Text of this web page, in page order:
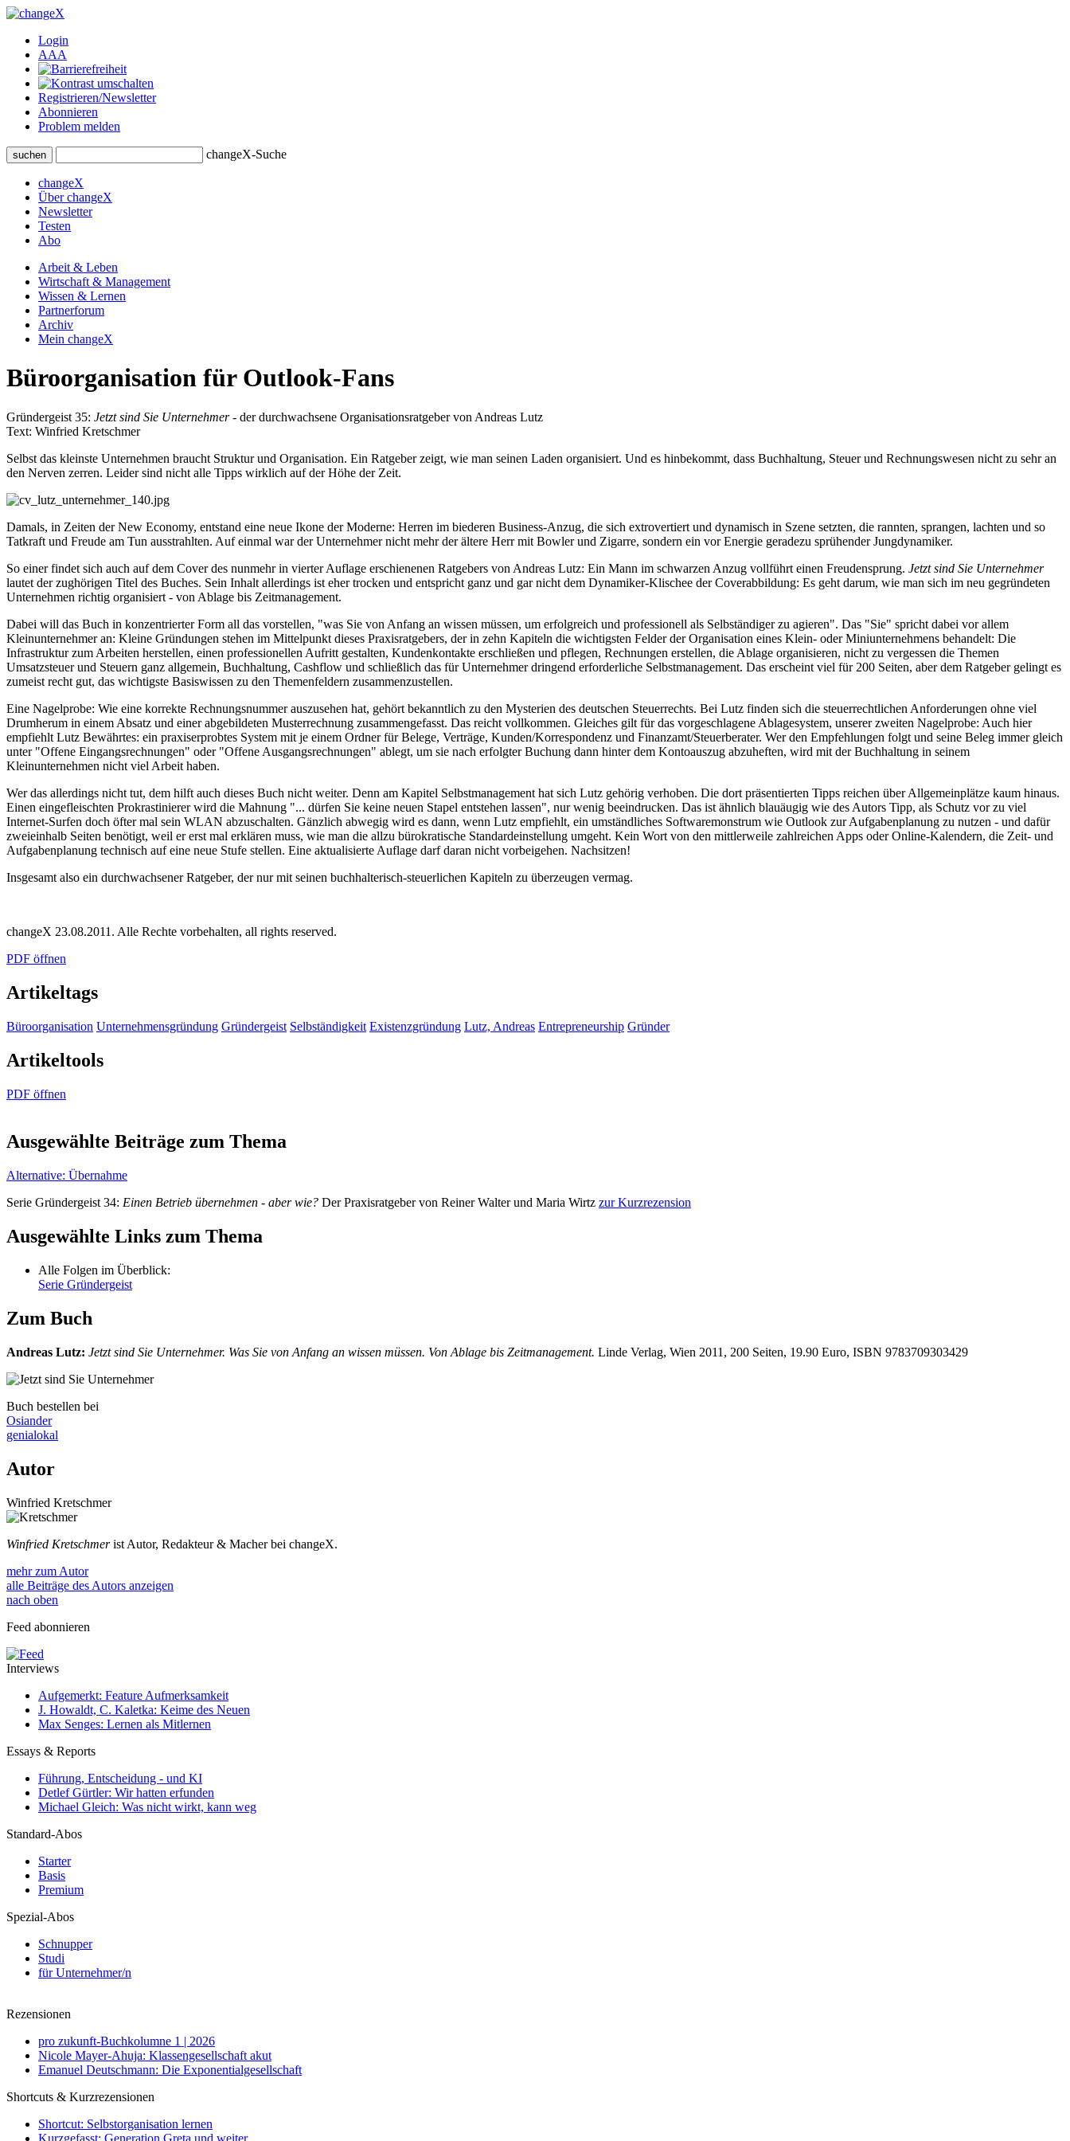
Login
AAA
Registrieren/Newsletter
Abonnieren
Problem melden
suchen changeX-Suche
changeX
Über changeX
Newsletter
Testen
Abo
Arbeit & Leben
Wirtschaft & Management
Wissen & Lernen
Partnerforum
Archiv
Mein changeX
Büroorganisation für Outlook-Fans
Gründergeist 35: Jetzt sind Sie Unternehmer- der durchwachsene Organisationsratgeber von Andreas Lutz
Text: Winfried Kretschmer
Selbst das kleinste Unternehmen braucht Struktur und Organisation. Ein Ratgeber zeigt, wie man seinen Laden organisiert. Und es hinbekommt, dass Buchhaltung, Steuer und Rechnungswesen nicht zu sehr an
den Nerven zerren. Leider sind nicht alle Tipps wirklich auf der Höhe der Zeit.
Damals, in Zeiten der New Economy, entstand eine neue Ikone der Moderne: Herren im biederen Business-Anzug, die sich extrovertiert und dynamisch in Szene setzten, die rannten, sprangen, lachten und so
Tatkraft und Freude am Tun ausstrahlten. Auf einmal war der Unternehmer nicht mehr der ältere Herr mit Bowler und Zigarre, sondern ein vor Energie geradezu sprühender Jungdynamiker.
So einer findet sich auch auf dem Cover des nunmehr in vierter Auflage erschienenen Ratgebers von Andreas Lutz: Ein Mann im schwarzen Anzug vollführt einen Freudensprung. Jetzt sind Sie Unternehmer
lautet der zughörigen Titel des Buches. Sein Inhalt allerdings ist eher trocken und entspricht ganz und gar nicht dem Dynamiker-Klischee der Coverabbildung: Es geht darum, wie man sich im neu gegründeten
Unternehmen richtig organisiert - von Ablage bis Zeitmanagement.
Dabei will das Buch in konzentrierter Form all das vorstellen, "was Sie von Anfang an wissen müssen, um erfolgreich und professionell als Selbständiger zu agieren". Das "Sie" spricht dabei vor allem
Kleinunternehmer an: Kleine Gründungen stehen im Mittelpunkt dieses Praxisratgebers, der in zehn Kapiteln die wichtigsten Felder der Organisation eines Klein- oder Miniunternehmens behandelt: Die
Infrastruktur zum Arbeiten herstellen, einen professionellen Aufritt gestalten, Kundenkontakte erschließen und pflegen, Rechnungen erstellen, die Ablage organisieren, nicht zu vergessen die Themen
Umsatzsteuer und Steuern ganz allgemein, Buchhaltung, Cashflow und schließlich das für Unternehmer dringend erforderliche Selbstmanagement. Das erscheint viel für 200 Seiten, aber dem Ratgeber gelingt es
zumeist recht gut, das wichtigste Basiswissen zu den Themenfeldern zusammenzustellen.
Eine Nagelprobe: Wie eine korrekte Rechnungsnummer auszusehen hat, gehört bekanntlich zu den Mysterien des deutschen Steuerrechts. Bei Lutz finden sich die steuerrechtlichen Anforderungen ohne viel
Drumherum in einem Absatz und einer abgebildeten Musterrechnung zusammengefasst. Das reicht vollkommen. Gleiches gilt für das vorgeschlagene Ablagesystem, unserer zweiten Nagelprobe: Auch hier
empfiehlt Lutz Bewährtes: ein praxiserprobtes System mit je einem Ordner für Belege, Verträge, Kunden/Korrespondenz und Finanzamt/Steuerberater. Wer den Empfehlungen folgt und seine Beleg immer gleich
unter "Offene Eingangsrechnungen" oder "Offene Ausgangsrechnungen" ablegt, um sie nach erfolgter Buchung dann hinter dem Kontoauszug abzuheften, wird mit der Buchhaltung in seinem
Kleinunternehmen nicht viel Arbeit haben.
Wer das allerdings nicht tut, dem hilft auch dieses Buch nicht weiter. Denn am Kapitel Selbstmanagement hat sich Lutz gehörig verhoben. Die dort präsentierten Tipps reichen über Allgemeinplätze kaum hinaus.
Einen eingefleischten Prokrastinierer wird die Mahnung "... dürfen Sie keine neuen Stapel entstehen lassen", nur wenig beeindrucken. Das ist ähnlich blauäugig wie des Autors Tipp, als Schutz vor zu viel
Internet-Surfen doch öfter mal sein WLAN abzuschalten. Gänzlich abwegig wird es dann, wenn Lutz empfiehlt, ein umständliches Softwaremonstrum wie Outlook zur Aufgabenplanung zu nutzen - und dafür
zweieinhalb Seiten benötigt, weil er erst mal erklären muss, wie man die allzu bürokratische Standardeinstellung umgeht. Kein Wort von den mittlerweile zahlreichen Apps oder Online-Kalendern, die Zeit- und
Aufgabenplanung technisch auf eine neue Stufe stellen. Eine aktualisierte Auflage darf daran nicht vorbeigehen. Nachsitzen!
Insgesamt also ein durchwachsener Ratgeber, der nur mit seinen buchhalterisch-steuerlichen Kapiteln zu überzeugen vermag.
changeX 23.08.2011. Alle Rechte vorbehalten, all rights reserved.
PDF öffnen
Artikeltags
Büroorganisation Unternehmensgründung Gründergeist Selbständigkeit Existenzgründung Lutz, Andreas Entrepreneurship Gründer
Artikeltools
PDF öffnen
Ausgewählte Beiträge zum Thema
Alternative: Übernahme
Serie Gründergeist 34: Einen Betrieb übernehmen - aber wie? Der Praxisratgeber von Reiner Walter und Maria Wirtz zur Kurzrezension
Ausgewählte Links zum Thema
Alle Folgen im Überblick:
Serie Gründergeist
Zum Buch
Andreas Lutz: Jetzt sind Sie Unternehmer. Was Sie von Anfang an wissen müssen. Von Ablage bis Zeitmanagement. Linde Verlag, Wien 2011, 200 Seiten, 19.90 Euro, ISBN 9783709303429
Buch bestellen bei
Osiander
genialokal
Autor
Winfried Kretschmer
Winfried Kretschmerist Autor, Redakteur & Macher bei changeX.
mehr zum Autor
alle Beiträge des Autors anzeigen
nach oben
Feed abonnieren
Interviews
Aufgemerkt: Feature Aufmerksamkeit
J. Howaldt, C. Kaletka: Keime des Neuen
Max Senges: Lernen als Mitlernen
Essays & Reports
Führung, Entscheidung - und KI
Detlef Gürtler: Wir hatten erfunden
Michael Gleich: Was nicht wirkt, kann weg
Standard-Abos
Starter
Basis
Premium
Spezial-Abos
Schnupper
Studi
für Unternehmer/n
Rezensionen
pro zukunft-Buchkolumne 1 | 2026
Nicole Mayer-Ahuja: Klassengesellschaft akut
Emanuel Deutschmann: Die Exponentialgesellschaft
Shortcuts & Kurzrezensionen
Shortcut: Selbstorganisation lernen
Kurzgefasst: Generation Greta und weiter